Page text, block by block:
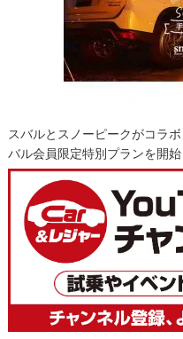
スバルとスノーピークがコラ
バル会員限定特別プランを開始